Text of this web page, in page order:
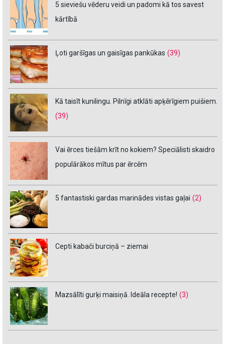
5 sieviešu vēderu veidi un padomi kā tos savest
kārtībā
Ļoti garšīgas un gaisīgas pankūkas (39)
Kā taisīt kunilingu. Pilnīgi atklāti apķērīgiem puišiem.
(39)
Vai ērces tiešām krīt no kokiem? Speciālisti skaidro
populārākos mītus par ērcēm
5 fantastiski gardas marinādes vistas gaļai (2)
Cepti kabači burciņā – ziemai
Mazsālīti gurķi maisiņā. Ideāla recepte! (3)